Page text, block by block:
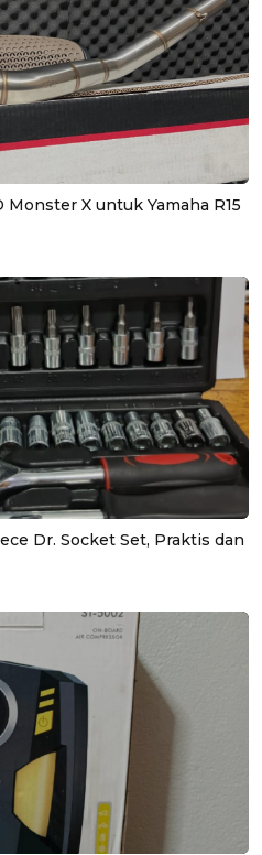
X untuk Yamaha R15
Dr. Socket Set, Praktis dan